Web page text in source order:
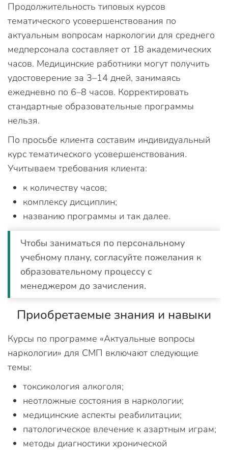
Продолжительность типовых курсов
тематического усовершенствования по
актуальным вопросам наркологии для среднего
медперсонала составляет от 18 академических
часов. Медицинские работники могут получить
удостоверение за 3–14 дней, занимаясь
ежедневно по 6–8 часов. Корректировать
стандартные образовательные программы
нельзя.
По просьбе клиента составим индивидуальный
курс тематического усовершенствования.
Учитываем требования клиента:
к количеству часов;
комплексу дисциплин;
названию программы и так далее.
Чтобы заниматься по персональному
учебному плану, согласуйте пожелания к
образовательному процессу с
менеджером до зачисления.
Приобретаемые знания и навыки
Курсы по программе «Актуальные вопросы
наркологии» для СМП включают следующие
темы:
токсикология алкоголя;
неотложные состояния в наркологии;
медицинские аспекты реабилитации;
патологическое влечение к азартным играм;
методы диагностики хронической